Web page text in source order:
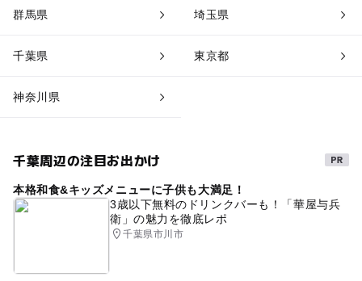
群馬県 埼玉県
千葉県 東京都
神奈川県
千葉周辺の注目お出かけ
本格和食&キッズメニューに子供も大満足！
3歳以下無料のドリンクバーも！「華屋与兵
衛」の魅力を徹底レポ
千葉県市川市